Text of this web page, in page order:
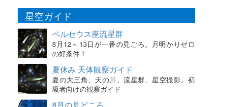
星空ガイド
ペルセウス座流星群
8月12～13日が一番の見ごろ。月明かりゼロ
の好条件！
夏休み 天体観察ガイド
夏の大三角、天の川、流星群、星空撮影。初
級者向けの観察ガイド
8月の見どころ